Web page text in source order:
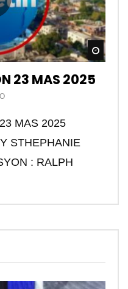
23 MAS 2025
MAS 2025
STHEPHANIE
: RALPH